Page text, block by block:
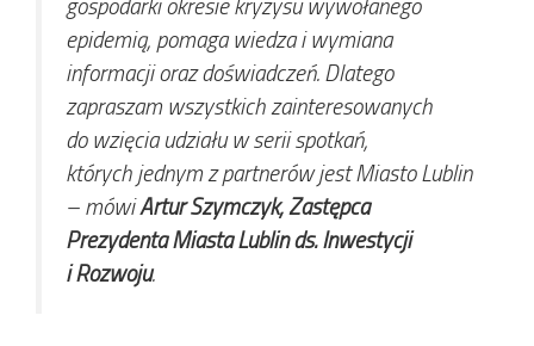
epidemią, pomaga wiedza i wymiana
informacji oraz doświadczeń. Dlatego
zapraszam wszystkich zainteresowanych
do wzięcia udziału w serii spotkań,
których jednym z partnerów jest Miasto Lublin
– mówiArtur Szymczyk, Zastępca
Prezydenta Miasta Lublin ds. Inwestycji
i Rozwoju.